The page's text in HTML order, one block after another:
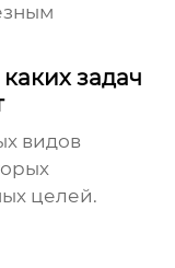
задач
видов
целей.